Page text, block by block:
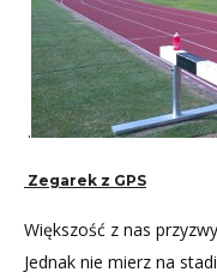
.
Zegarek z GPS
Większość z nas
Jednak nie mierz na